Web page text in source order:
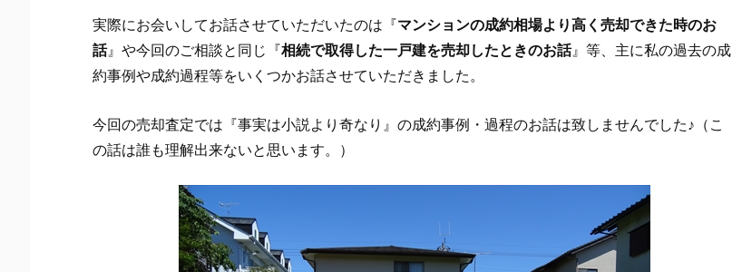
実際にお会いしてお話させていただいたのは『マンションの成約相場より高く売却できた時のお
話』や今回のご相談と同じ『相続で取得した一戸建を売却したときのお話』等、主に私の過去の成
約事例や成約過程等をいくつかお話させていただきました。
今回の売却査定では『事実は小説より奇なり』の成約事例・過程のお話は致しませんでした♪（こ
の話は誰も理解出来ないと思います。）